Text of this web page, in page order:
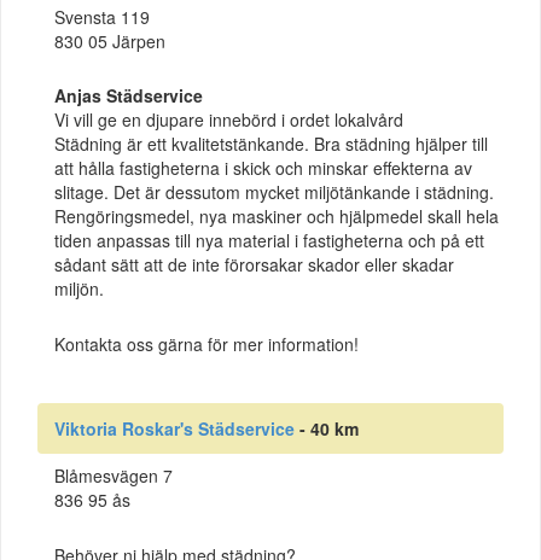
Svensta 119
830 05 Järpen
Anjas Städservice
Vi vill ge en djupare innebörd i ordet lokalvård
Städning är ett kvalitetstänkande. Bra städning hjälper till
att hålla fastigheterna i skick och minskar effekterna av
slitage. Det är dessutom mycket miljötänkande i städning.
Rengöringsmedel, nya maskiner och hjälpmedel skall hela
tiden anpassas till nya material i fastigheterna och på ett
sådant sätt att de inte förorsakar skador eller skadar
miljön.
Kontakta oss gärna för mer information!
Viktoria Roskar's Städservice - 40 km
Blåmesvägen 7
836 95 ås
Behöver ni hjälp med städning?